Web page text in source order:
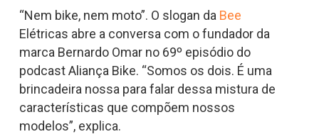
“Nem bike, nem moto”. O slogan da Bee
Elétricas abre a conversa com o fundador da
marca Bernardo Omar no 69º episódio do
podcast Aliança Bike. “Somos os dois. É uma
brincadeira nossa para falar dessa mistura de
características que compõem nossos
modelos”, explica.